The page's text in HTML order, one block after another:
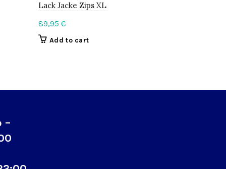
Lack Jacke Zips XL
89,95 €
Add to cart
–